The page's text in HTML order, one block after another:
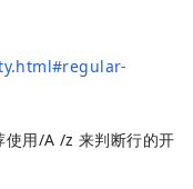
用/A /z 来判断行的开